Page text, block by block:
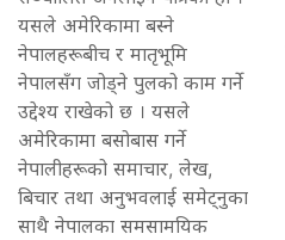
यसले अमेरिकामा बस्ने
नेपालहरूबीच र मातृभूमि
नेपालसँग जोड्ने पुलको काम गर्ने
उद्देश्य राखेको छ । यसले
अमेरिकामा बसोबास गर्ने
नेपालीहरूको समाचार, लेख,
बिचार तथा अनुभवलाई समेट्नुका
साथै नेपालका समसामयिक